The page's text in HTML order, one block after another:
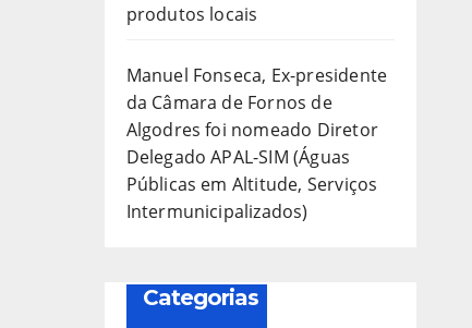
produtos locais
Manuel Fonseca, Ex-presidente
da Câmara de Fornos de
Algodres foi nomeado Diretor
Delegado APAL-SIM (Águas
Públicas em Altitude, Serviços
Intermunicipalizados)
Categorias